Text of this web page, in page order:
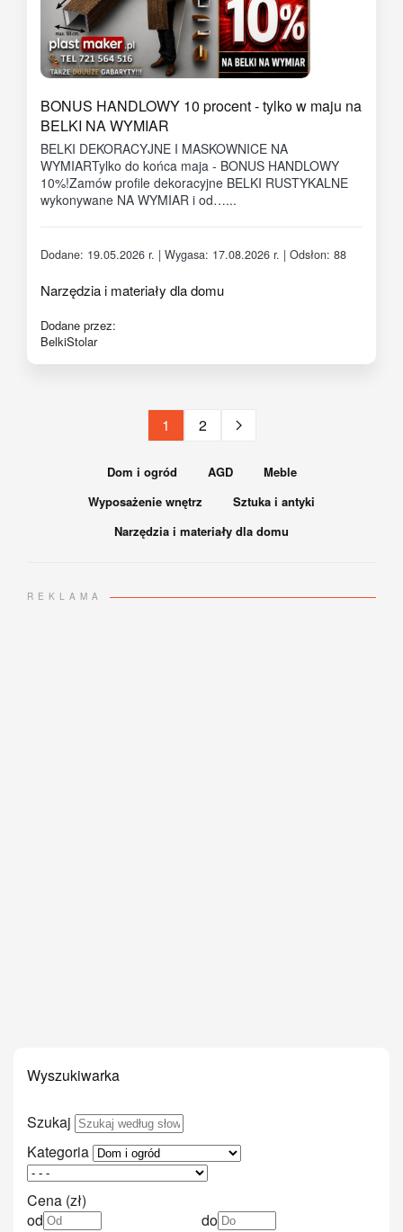
BONUS HANDLOWY 10 procent - tylko w maju na
BELKI NA WYMIAR
BELKI DEKORACYJNE I MASKOWNICE NA
WYMIARTylko do końca maja - BONUS HANDLOWY
10%!Zamów profile dekoracyjne BELKI RUSTYKALNE
wykonywane NA WYMIAR i od…...
Dodane: 19.05.2026 r. | Wygasa: 17.08.2026 r. | Odsłon: 88
Narzędzia i materiały dla domu
Dodane przez:
BelkiStolar
1 2
Dom i ogród AGD
Meble
Wyposażenie wnętrz
Sztuka i antyki
Narzędzia i materiały dla domu
REKLAMA
Wyszukiwarka
Szukaj
Kategoria
Cena (zł)
od
do